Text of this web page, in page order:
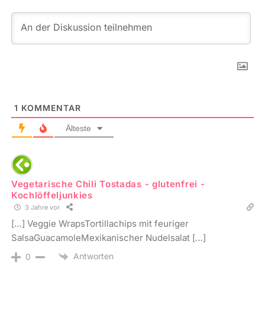
1 KOMMENTAR
Älteste
Vegetarische Chili Tostadas - glutenfrei -
Kochlöffeljunkies
3 Jahre vor
[…] Veggie WrapsTortillachips mit feuriger
SalsaGuacamoleMexikanischer Nudelsalat […]
0 Antworten